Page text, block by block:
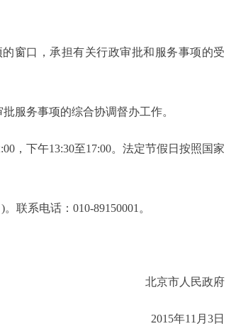
窗口，承担有关行政审批和服务事项的受
务事项的综合协调督办工作。
下午13:30至17:00。法定节假日按照国家
系电话：010-89150001。
北京市人民政府
2015年11月3日